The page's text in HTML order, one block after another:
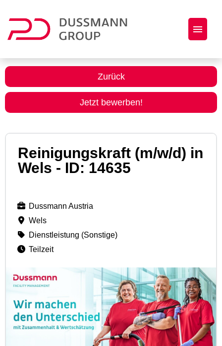
Jobs
Initiativbewerbung
Zurück
Jetzt bewerben!
Reinigungskraft (m/w/d) in
Wels - ID: 14635
Dussmann Austria
Wels
Dienstleistung (Sonstige)
Teilzeit